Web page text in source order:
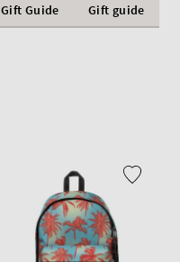
Gift Guide Gift guide